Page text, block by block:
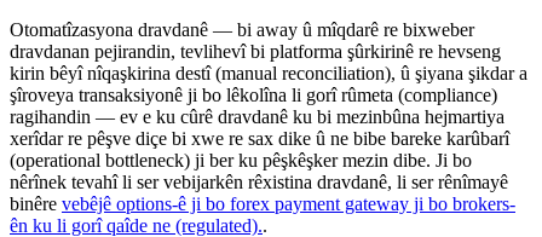
Otomatîzasyona dravdanê — bi away û mîqdarê re bixweber
dravdanan pejirandin, tevlihevî bi platforma şûrkirinê re hevseng
kirin bêyî nîqaşkirina destî (manual reconciliation), û şiyana şikdar a
şîroveya transaksiyonê ji bo lêkolîna li gorî rûmeta (compliance)
ragihandin — ev e ku cûrê dravdanê ku bi mezinbûna hejmartiya
xerîdar re pêşve diçe bi xwe re sax dike û ne bibe bareke karûbarî
(operational bottleneck) ji ber ku pêşkêşker mezin dibe. Ji bo
nêrînek tevahî li ser vebijarkên rêxistina dravdanê, li ser rênîmayê
binêre vebêjê options-ê ji bo forex payment gateway ji bo brokers-
ên ku li gorî qaîde ne (regulated)..